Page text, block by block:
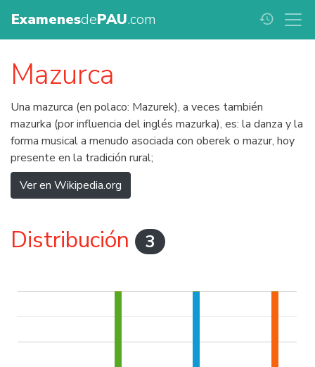
ExamenesdePAU.com history
Mazurca
Una mazurca (en polaco: Mazurek), a veces también
mazurka (por influencia del inglés mazurka), es: la danza y la
forma musical a menudo asociada con oberek o mazur, hoy
presente en la tradición rural;
Ver en Wikipedia.org
Distribución 3